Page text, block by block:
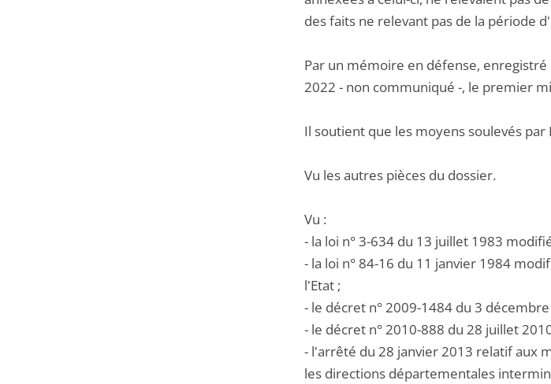
des faits ne relevant pas de la période
Par un mémoire en défense,
2022 - non communiqué -, le premier
Il soutient que les moyens soulevés par
Vu les autres pièces du dossier.
Vu :
- la loi n° 3-634 du 13 juillet 1983
- la loi n° 84-16 du 11 janvier 1984
l'Etat ;
- le décret n° 2009-1484 du 3
- le décret n° 2010-888 du 28 juillet
- l'arrêté du 28 janvier 2013 relatif aux
les directions départementales